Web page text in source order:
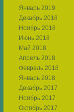
Январь 2019
Декабрь 2018
Ноябрь 2018
Июнь 2018
Май 2018
Апрель 2018
Февраль 2018
Январь 2018
Декабрь 2017
Ноябрь 2017
Октябрь 2017